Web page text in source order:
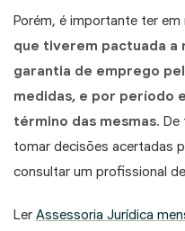
Porém, é importante ter em
que tiverem pactuada a
garantia de emprego
medidas, e por período
término das mesmas. De
tomar decisões acertadas
consultar um profissional
Ler Assessoria Jurídica